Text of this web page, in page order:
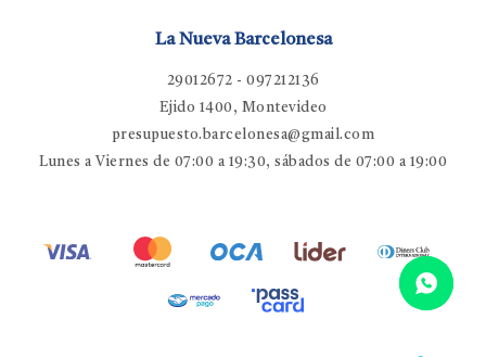
La Nueva Barcelonesa
29012672 - 097212136
Ejido 1400, Montevideo
presupuesto.barcelonesa@gmail.com
Lunes a Viernes de 07:00 a 19:30, sábados de 07:00 a 19:00